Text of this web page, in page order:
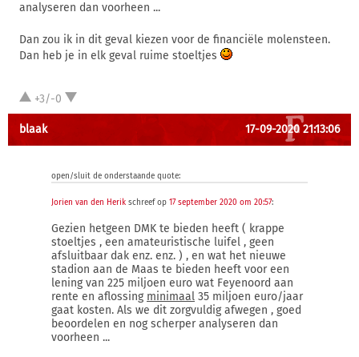
analyseren dan voorheen ...
Dan zou ik in dit geval kiezen voor de financiële molensteen.
Dan heb je in elk geval ruime stoeltjes
+3/-0
blaak 17-09-2020 21:13:06
open/sluit de onderstaande quote:
Jorien van den Herik schreef op 17 september 2020 om 20:57:
Gezien hetgeen DMK te bieden heeft ( krappe
stoeltjes , een amateuristische luifel , geen
afsluitbaar dak enz. enz. ) , en wat het nieuwe
stadion aan de Maas te bieden heeft voor een
lening van 225 miljoen euro wat Feyenoord aan
rente en aflossing minimaal 35 miljoen euro/jaar
gaat kosten. Als we dit zorgvuldig afwegen , goed
beoordelen en nog scherper analyseren dan
voorheen ...